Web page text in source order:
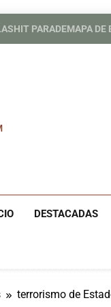
HIT PARADEMAPA DE
DESTACADAS
terrorismo de